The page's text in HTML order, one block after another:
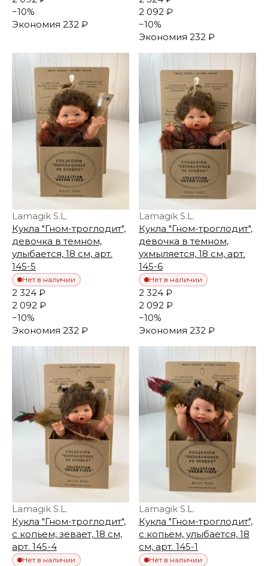
−10%
Экономия 232 ₽
2 092 ₽
−10%
Экономия 232 ₽
Lamagik S.L.
Кукла "Гном-троглодит",
девочка в темном,
улыбается, 18 см, арт.
145-5
Нет в наличии
2 324 ₽
2 092 ₽
−10%
Экономия 232 ₽
Lamagik S.L.
Кукла "Гном-троглодит",
девочка в темном,
ухмыляется, 18 см, арт.
145-6
Нет в наличии
2 324 ₽
2 092 ₽
−10%
Экономия 232 ₽
Lamagik S.L.
Кукла "Гном-троглодит",
с копьем, зевает, 18 см,
арт. 145-4
Нет в наличии
Lamagik S.L.
Кукла "Гном-троглодит",
с копьем, улыбается, 18
см, арт. 145-1
Нет в наличии